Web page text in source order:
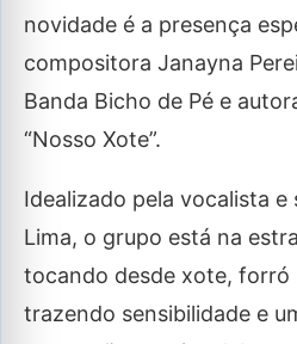
novidade é a presença
compositora Janayna
Banda Bicho de Pé e
“Nosso Xote”.
Idealizado pela vocalista e
Lima, o grupo está na
tocando desde xote, forró
trazendo sensibilidade e